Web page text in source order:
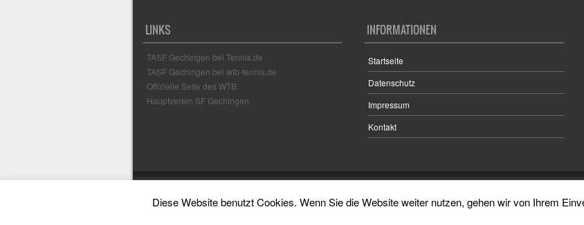
LINKS
TASF Gechingen bei Tennis.de
TASF Gechingen bei wtb-tennis.de
Offizielle Seite des WTB
Hauptverein SF Gechingen
INFORMATIONEN
Startseite
Datenschutz
Impressum
Kontakt
Diese Website benutzt Cookies. Wenn Sie die Website weiter nutzen, gehen wir von Ihrem